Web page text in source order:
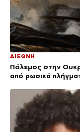
ΔΙΕΘΝΗ
Πόλεμος στην
από ρωσικά